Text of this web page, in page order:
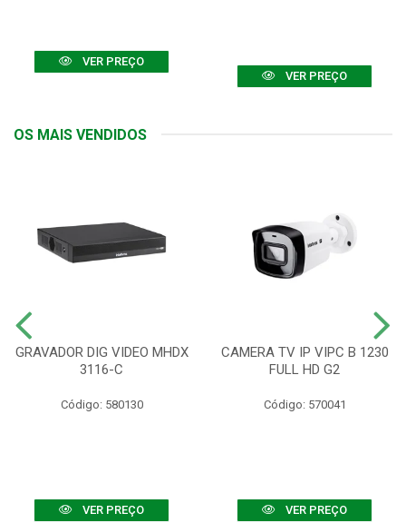
VER PREÇO
VER PREÇO
OS MAIS VENDIDOS
GRAVADOR DIG VIDEO MHDX
3116-C
Código: 580130
VER PREÇO
CAMERA TV IP VIPC B 1230
FULL HD G2
Código: 570041
VER PREÇO